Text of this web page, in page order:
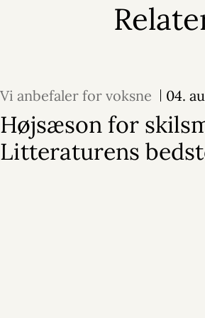
Vi anbefaler for voksne 04.
Højsæson for
Litteraturens